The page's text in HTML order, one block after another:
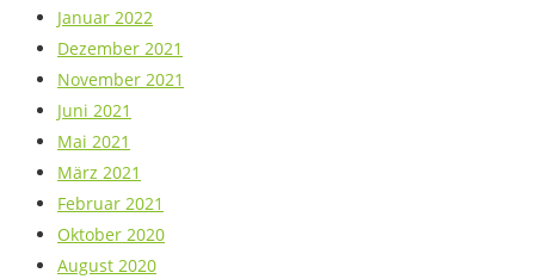
Januar 2022
Dezember 2021
November 2021
Juni 2021
Mai 2021
März 2021
Februar 2021
Oktober 2020
August 2020